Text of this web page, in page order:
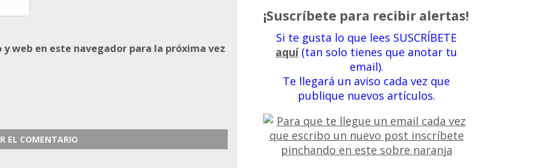
web en este navegador para la próxima vez
¡Suscríbete para recibir alertas!
Si te gusta lo que lees SUSCRÍBETE
aquí(tan solo tienes que anotar tu
email).
Te llegará un aviso cada vez que
publique nuevos artículos.